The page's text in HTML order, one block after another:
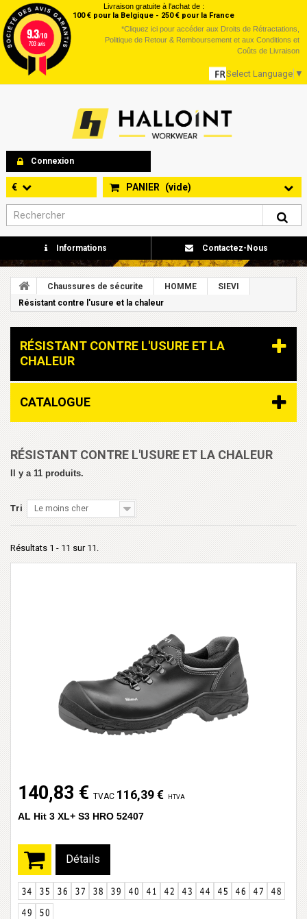
Livraison gratuite à l'achat de :
100 € pour la Belgique - 250 € pour la France
*Cliquez ici pour accéder aux Droits de Rétractations,
Politique de Retour & Remboursement et aux Conditions et
Coûts de Livraison
Select Language ▼
Connexion
PANIER (vide)
€
Informations Contactez-Nous
Chaussures de sécurite HOMME
SIEVI
Résistant contre l'usure et la chaleur
RÉSISTANT CONTRE L'USURE ET LA
CHALEUR
CATALOGUE
RÉSISTANT CONTRE L'USURE ET LA CHALEUR
Il y a 11 produits.
Tri Le moins cher
Résultats 1 - 11 sur 11.
140,83 € TVAC 116,39 € HTVA
AL Hit 3 XL+ S3 HRO 52407
Détails
9.3/10
703 avis